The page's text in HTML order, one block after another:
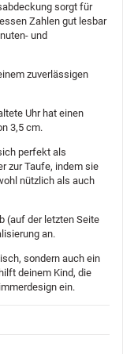
sorgt für
Zahlen gut lesbar
und
zuverlässigen
Uhr hat einen
3,5 cm.
perfekt als
zur Taufe, indem sie
nützlich als auch
(auf der letzten Seite
an.
sondern auch ein
deinem Kind, die
ein.